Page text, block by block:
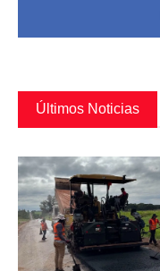
Últimos Noticias